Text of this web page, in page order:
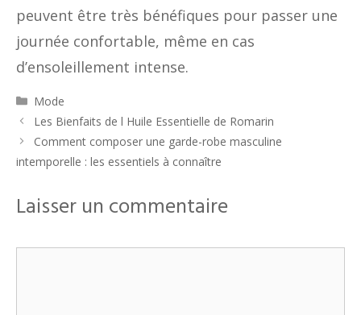
peuvent être très bénéfiques pour passer une
journée confortable, même en cas
d’ensoleillement intense.
Catégories
Mode
Les Bienfaits de l Huile Essentielle de Romarin
Comment composer une garde-robe masculine
intemporelle : les essentiels à connaître
Laisser un commentaire